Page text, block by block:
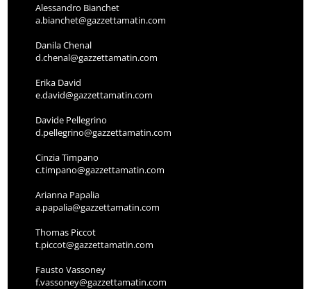
Alessandro Bianchet
a.bianchet@gazzettamatin.com
Danila Chenal
d.chenal@gazzettamatin.com
Erika David
e.david@gazzettamatin.com
Davide Pellegrino
d.pellegrino@gazzettamatin.com
Cinzia Timpano
c.timpano@gazzettamatin.com
Arianna Papalia
a.papalia@gazzettamatin.com
Thomas Piccot
t.piccot@gazzettamatin.com
Fausto Vassoney
f.vassoney@gazzettamatin.com